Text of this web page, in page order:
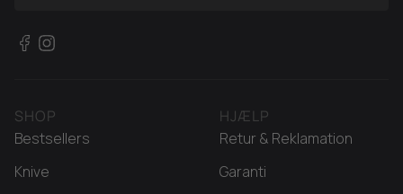
HJÆLP
Retur & Reklamation
Garanti
SHOP
Bestsellers
Knive